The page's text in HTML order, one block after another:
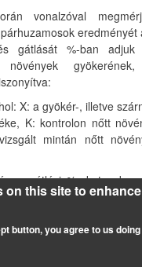
vonalzóval
eredményét
gátlását %-ban
X: a gyökér-, illetve
K: kontrolon nőtt
mintán nőtt
a gátlási %-okat a
és
os gátlást okozó
a talajnál leírt módon
on this site to
button, you agree to us